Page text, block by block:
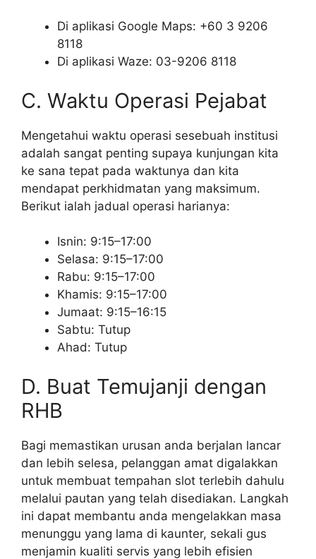
Di aplikasi Google Maps: +60 3 9206
8118
Di aplikasi Waze: 03-9206 8118
C. Waktu Operasi Pejabat
Mengetahui waktu operasi sesebuah institusi
adalah sangat penting supaya kunjungan kita
ke sana tepat pada waktunya dan kita
mendapat perkhidmatan yang maksimum.
Berikut ialah jadual operasi harianya:
Isnin: 9:15–17:00
Selasa: 9:15–17:00
Rabu: 9:15–17:00
Khamis: 9:15–17:00
Jumaat: 9:15–16:15
Sabtu: Tutup
Ahad: Tutup
D. Buat Temujanji dengan
RHB
Bagi memastikan urusan anda berjalan lancar
dan lebih selesa, pelanggan amat digalakkan
untuk membuat tempahan slot terlebih dahulu
melalui pautan yang telah disediakan. Langkah
ini dapat membantu anda mengelakkan masa
menunggu yang lama di kaunter, sekali gus
menjamin kualiti servis yang lebih efisien